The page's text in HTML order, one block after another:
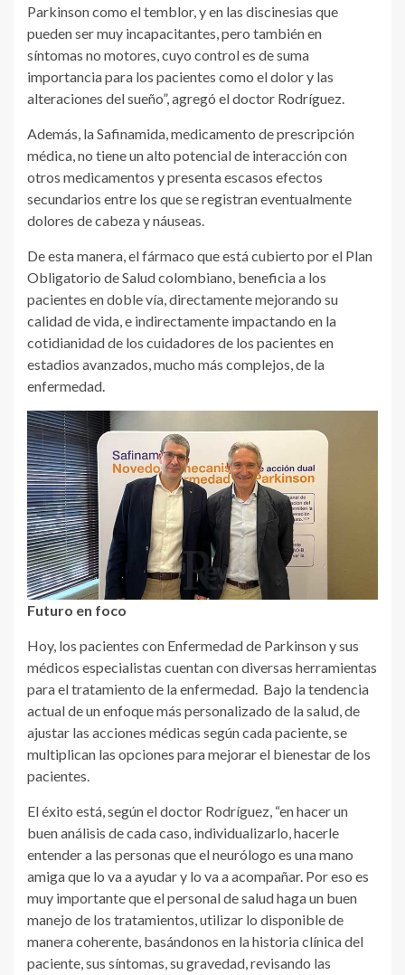
Parkinson como el temblor, y en las discinesias que
pueden ser muy incapacitantes, pero también en
síntomas no motores, cuyo control es de suma
importancia para los pacientes como el dolor y las
alteraciones del sueño”, agregó el doctor Rodríguez.
Además, la Safinamida, medicamento de prescripción
médica, no tiene un alto potencial de interacción con
otros medicamentos y presenta escasos efectos
secundarios entre los que se registran eventualmente
dolores de cabeza y náuseas.
De esta manera, el fármaco que está cubierto por el Plan
Obligatorio de Salud colombiano, beneficia a los
pacientes en doble vía, directamente mejorando su
calidad de vida, e indirectamente impactando en la
cotidianidad de los cuidadores de los pacientes en
estadios avanzados, mucho más complejos, de la
enfermedad.
Futuro en foco
Hoy, los pacientes con Enfermedad de Parkinson y sus
médicos especialistas cuentan con diversas herramientas
para el tratamiento de la enfermedad. Bajo la tendencia
actual de un enfoque más personalizado de la salud, de
ajustar las acciones médicas según cada paciente, se
multiplican las opciones para mejorar el bienestar de los
pacientes.
El éxito está, según el doctor Rodríguez, “en hacer un
buen análisis de cada caso, individualizarlo, hacerle
entender a las personas que el neurólogo es una mano
amiga que lo va a ayudar y lo va a acompañar. Por eso es
muy importante que el personal de salud haga un buen
manejo de los tratamientos, utilizar lo disponible de
manera coherente, basándonos en la historia clínica del
paciente, sus síntomas, su gravedad, revisando las